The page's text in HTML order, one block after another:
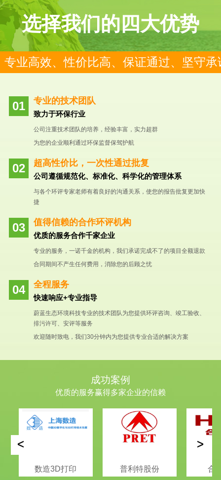
选择我们的四大优势
专业高效、性价比高、保证通过、坚守承
专业的技术团队
致力于环保行业
公司注重技术团队的培养，经验丰富，实力超群
为您的企业顺利通过环保监督保驾护航
超高性价比，一次性通过批复
公司遵循规范化、标准化、科学化的管理体系
与各个环评专家老师有着良好的沟通关系，使您的报告批复更加快
捷
值得信赖的合作环评机构
优质的服务合作千家企业
专业的服务，一诺千金的机构，我们承诺完成不了的项目全额退款
合同期间不产生任何费用，消除您的后顾之忧
全程服务
快速响应+专业指导
蔚蓝生态环境科技专业的技术团队为您提供环评咨询、竣工验收、
排污许可、安评等服务
欢迎随时致电，我们30分钟内为您提供专业合适的解决方案
成功案例
优质的服务赢得多家企业的信赖
数造3D打印 普利特股份 合
< >